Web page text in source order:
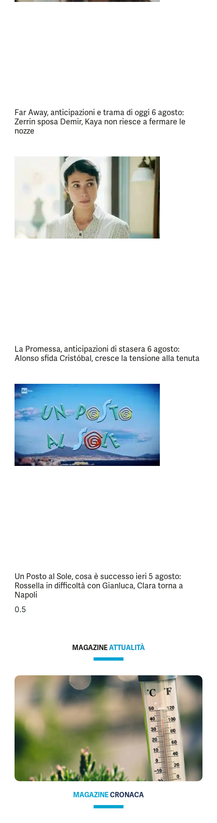
Far Away, anticipazioni e trama di oggi 6 agosto:
Zerrin sposa Demir, Kaya non riesce a fermare le
nozze
La Promessa, anticipazioni di stasera 6 agosto:
Alonso sfida Cristóbal, cresce la tensione alla tenuta
Un Posto al Sole, cosa è successo ieri 5 agosto:
Rossella in difficoltà con Gianluca, Clara torna a
Napoli
MAGAZINEATTUALITÀ
MAGAZINECRONACA